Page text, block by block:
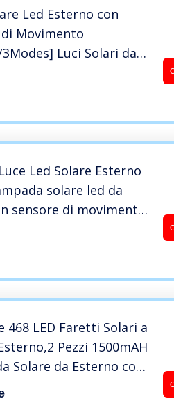
Led Esterno con
di Movimento
3Modes] Luci Solari da
Telecomando, IP65
LED Lampade
Led Solare Esterno
solare led da
sensore di movimento
Solari a Led da
IP65
468 LED Faretti Solari a
Pezzi 1500mAH
Solare da Esterno con
di Movimento,3